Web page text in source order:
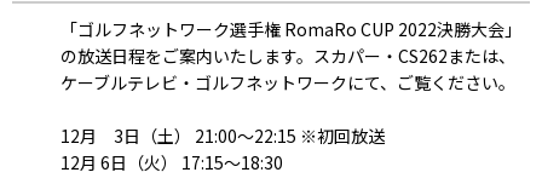
「ゴルフネットワーク選手権 RomaRo CUP 2022決勝大会」
の放送日程をご案内いたします。スカパー・CS262または、
ケーブルテレビ・ゴルフネットワークにて、ご覧ください。
12月 3日（土） 21:00～22:15 ※初回放送
12月 6日（火） 17:15～18:30